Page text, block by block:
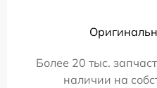
Более 20 тыс.
наличии на